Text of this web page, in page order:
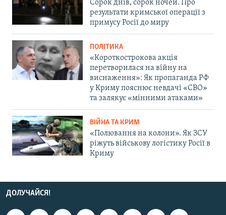
Сорок днів, сорок ночей. Про
результати кримської операції з
примусу Росії до миру
ПОЛІТИКА
«Короткострокова акція
перетворилася на війну на
виснаження»: Як пропаганда РФ
у Криму пояснює невдачі «СВО»
та залякує «мінними атаками»
ВІЙНА ТА КРИМ
«Полювання на колони». Як ЗСУ
ріжуть військову логістику Росії в
Криму
ДОЛУЧАЙСЯ!